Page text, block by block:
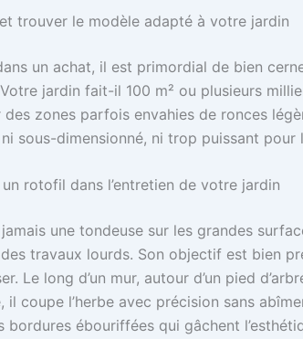
trouver le modèle adapté à votre jardin
un achat, il est primordial de bien
jardin fait-il 100 m² ou plusieurs
zones parfois envahies de ronces
sous-dimensionné, ni trop puissant pour
rotofil dans l’entretien de votre jardin
une tondeuse sur les grandes
travaux lourds. Son objectif est bien
Le long d’un mur, autour d’un pied
il coupe l’herbe avec précision sans
bordures ébouriffées qui gâchent